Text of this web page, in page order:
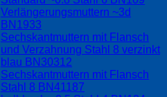
Verlängerungsmuttern ~3d
BN1933
Sechskantmuttern mit Flansch
und Verzahnung Stahl 8 verzinkt
blau BN30312
Sechskantmuttern mit Flansch
Stahl 8 BN41187